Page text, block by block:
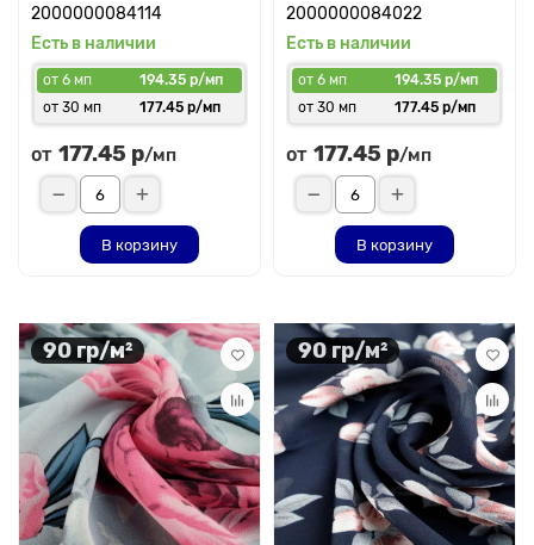
2000000084114
Есть в наличии
от 6 мп
194.35 р/мп
от 30 мп
177.45 р/мп
от 177.45 р/мп
В корзину
2000000084022
Есть в наличии
от 6 мп
194.35 р/мп
от 30 мп
177.45 р/мп
от 177.45 р/мп
В корзину
90 гр/м² 90 гр/м²